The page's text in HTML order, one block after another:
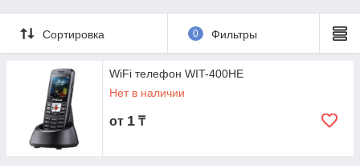
Сортировка 0 Фильтры
WiFi телефон WIT-400HE
Нет в наличии
от 1 ₸